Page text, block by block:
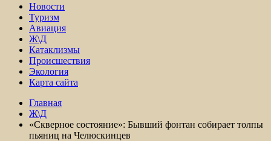
Новости
Туризм
Авиация
Ж\Д
Катаклизмы
Происшествия
Экология
Карта сайта
Главная
Ж\Д
«Скверное состояние»: Бывший фонтан собирает толпы
пьяниц на Челюскинцев